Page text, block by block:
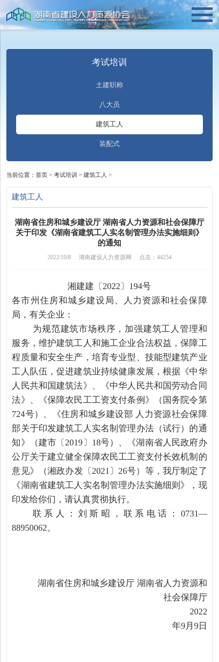
考试培训
土建职称
八大员
建筑工人
装配式
当前位置：首页 >考试培训 >建筑工人 >
建筑工人
湖南省住房和城乡建设厅 湖南省人力资源和社会保障厅
关于印发《湖南省建筑工人实名制管理办法实施细则》
的通知
2022/10/8 湖南建设人力资源网 点击：44254
湘建建〔2022〕194号
各市州住房和城乡建设局、人力资源和社会保障
局，有关企业：
为规范建筑市场秩序，加强建筑工人管理和
服务，维护建筑工人和施工企业合法权益，保障工
程质量和安全生产，培育专业型、技能型建筑产业
工人队伍，促进建筑业持续健康发展，根据《中华
人民共和国建筑法》、《中华人民共和国劳动合同
法》、《保障农民工工资支付条例》（国务院令第
724号）、《住房和城乡建设部 人力资源社会保障
部关于印发建筑工人实名制管理办法（试行）的通
知》（建市〔2019〕18号）、《湖南省人民政府办
公厅关于建立健全保障农民工工资支付长效机制的
意见》（湘政办发〔2021〕26号）等，我厅制定了
《湖南省建筑工人实名制管理办法实施细则》，现
印发给你们，请认真贯彻执行。
联系人：刘斯昭，联系电话：0731—
88950062。
湖南省住房和城乡建设厅 湖南省人力资源和
社会保障厅
2022
年9月9日